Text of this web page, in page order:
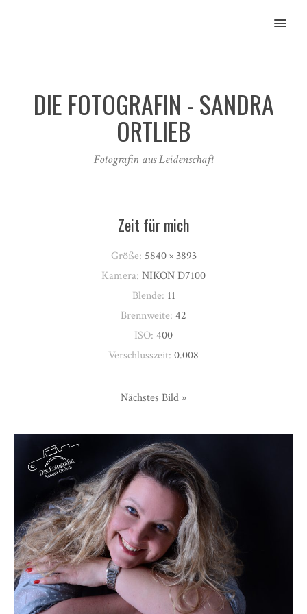
MENU
DIE FOTOGRAFIN - SANDRA
ORTLIEB
Fotografin aus Leidenschaft
Zeit für mich
Größe: 5840 × 3893
Kamera: NIKON D7100
Blende: 11
Brennweite: 42
ISO: 400
Verschlusszeit: 0.008
Nächstes Bild »